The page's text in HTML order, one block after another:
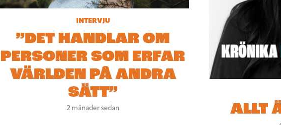
INTERVJU
”DET HANDLAR OM
PERSONER SOM ERFAR
VÄRLDEN PÅ ANDRA
SÄTT”
2 månader sedan ALLT